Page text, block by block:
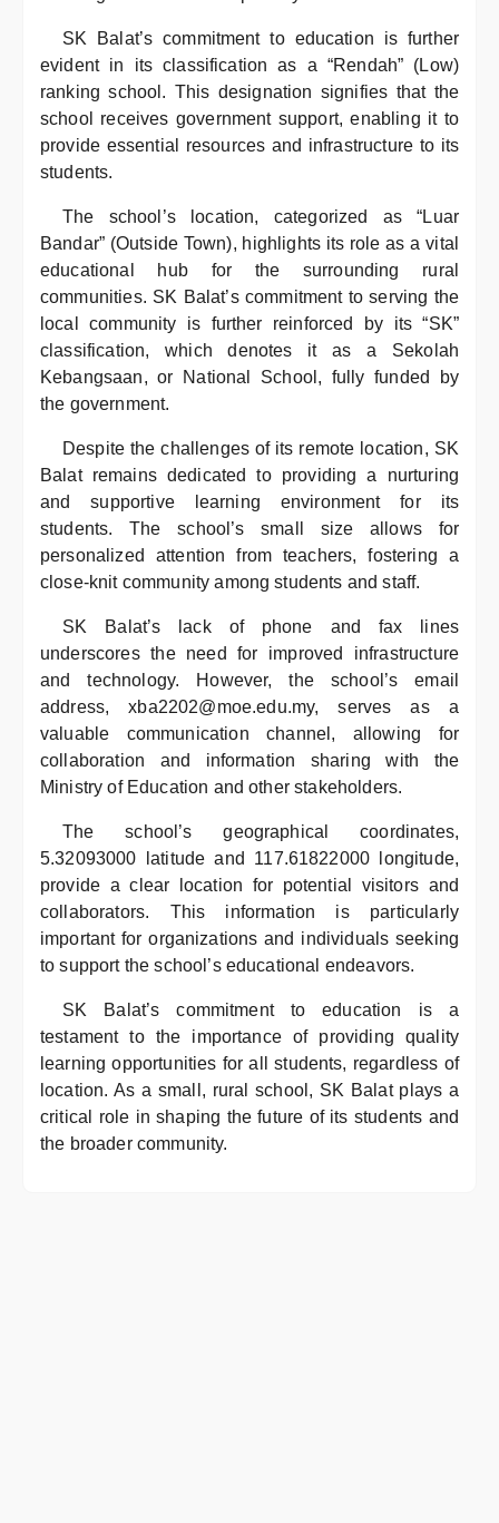
SK Balat’s commitment to education is further
evident in its classification as a “Rendah” (Low)
ranking school. This designation signifies that the
school receives government support, enabling it to
provide essential resources and infrastructure to its
students.
The school’s location, categorized as “Luar
Bandar” (Outside Town), highlights its role as a vital
educational hub for the surrounding rural
communities. SK Balat’s commitment to serving the
local community is further reinforced by its “SK”
classification, which denotes it as a Sekolah
Kebangsaan, or National School, fully funded by
the government.
Despite the challenges of its remote location, SK
Balat remains dedicated to providing a nurturing
and supportive learning environment for its
students. The school’s small size allows for
personalized attention from teachers, fostering a
close-knit community among students and staff.
SK Balat’s lack of phone and fax lines
underscores the need for improved infrastructure
and technology. However, the school’s email
address, xba2202@moe.edu.my, serves as a
valuable communication channel, allowing for
collaboration and information sharing with the
Ministry of Education and other stakeholders.
The school’s geographical coordinates,
5.32093000 latitude and 117.61822000 longitude,
provide a clear location for potential visitors and
collaborators. This information is particularly
important for organizations and individuals seeking
to support the school’s educational endeavors.
SK Balat’s commitment to education is a
testament to the importance of providing quality
learning opportunities for all students, regardless of
location. As a small, rural school, SK Balat plays a
critical role in shaping the future of its students and
the broader community.